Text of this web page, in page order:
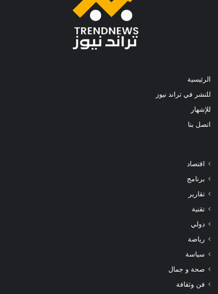
الرئيسية
للنشر في تراند نيوز
للإشهار
اتصل بنا
اقتصاد
برنامج
تقارير
تقنية
دولي
رياضة
سياسة
صحة و جمال
فن وثقافة